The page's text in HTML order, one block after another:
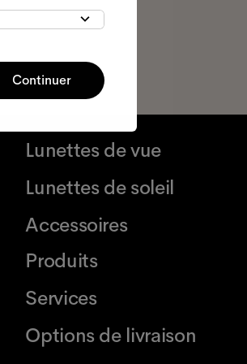
Lunettes de vue
Lunettes de soleil
Accessoires
Produits
Services
Options de livraison
Continuer